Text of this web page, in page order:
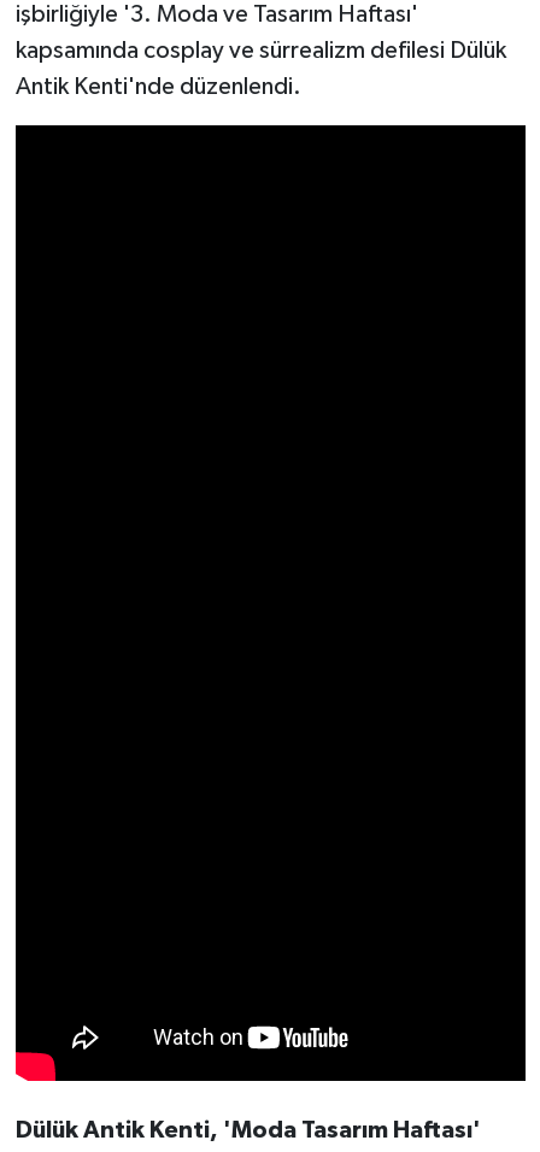
işbirliğiyle '3. Moda ve Tasarım Haftası'
kapsamında cosplay ve sürrealizm defilesi Dülük
Antik Kenti'nde düzenlendi.
Dülük Antik Kenti, 'Moda Tasarım Haftası'
Türkiye
Video Haber